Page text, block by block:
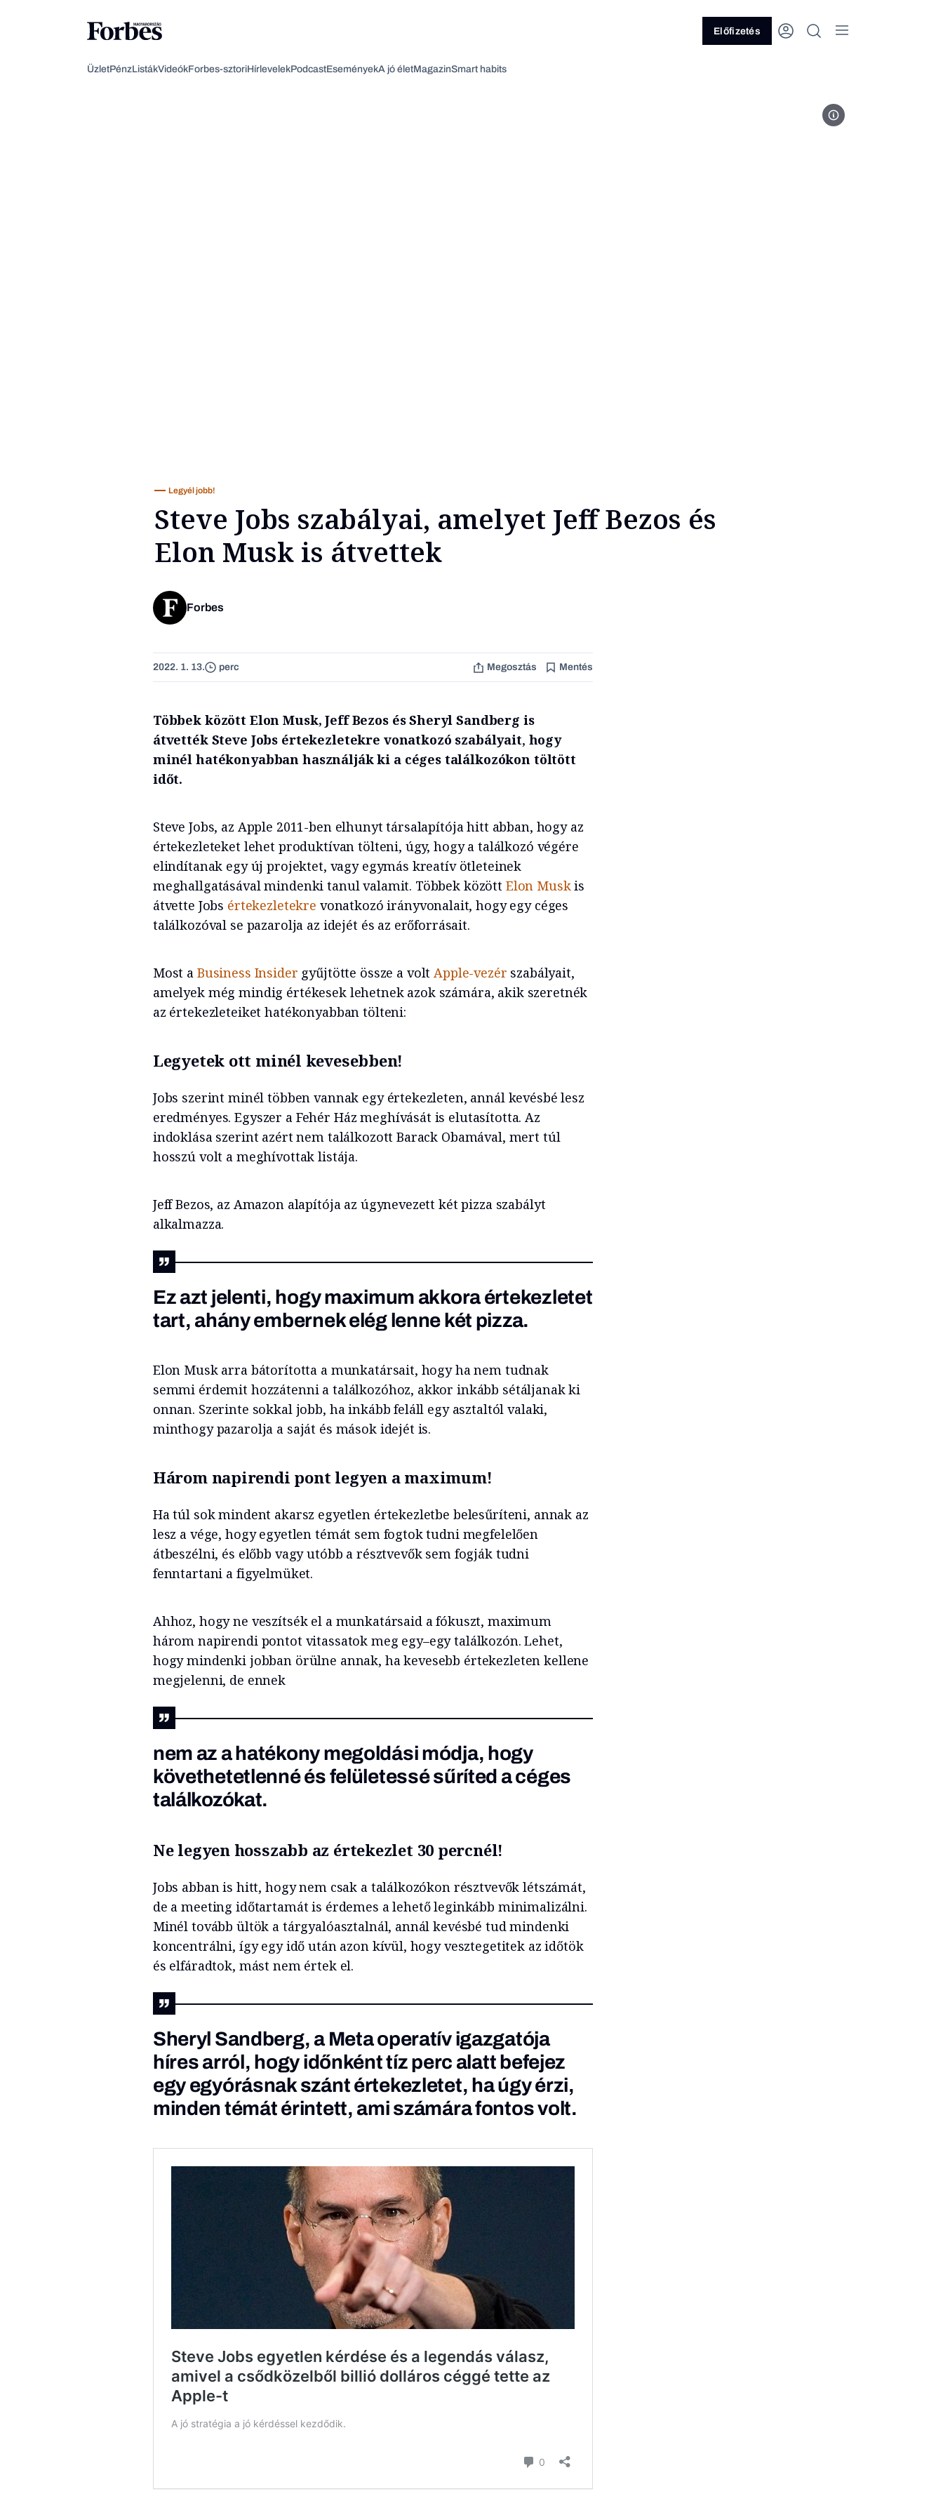
Előfizetés
ÜzletPénzListákVideókForbes-sztoriHírlevelekPodcastEseményekA jó életMagazinSmart habits
Kép: Joi Ito // Wikipedia
Legyél jobb!
Steve Jobs szabályai, amelyet Jeff Bezos és
Elon Musk is átvettek
Forbes
2022. 1. 13. perc Megosztás Mentés
Többek között Elon Musk, Jeff Bezos és Sheryl Sandberg is
átvették Steve Jobs értekezletekre vonatkozó szabályait, hogy
minél hatékonyabban használják ki a céges találkozókon töltött
időt.
Steve Jobs, az Apple 2011-ben elhunyt társalapítója hitt abban, hogy az
értekezleteket lehet produktívan tölteni, úgy, hogy a találkozó végére
elindítanak egy új projektet, vagy egymás kreatív ötleteinek
meghallgatásával mindenki tanul valamit. Többek között Elon Musk is
átvette Jobs értekezletekre vonatkozó irányvonalait, hogy egy céges
találkozóval se pazarolja az idejét és az erőforrásait.
Most a Business Insider gyűjtötte össze a volt Apple-vezér szabályait,
amelyek még mindig értékesek lehetnek azok számára, akik szeretnék
az értekezleteiket hatékonyabban tölteni:
Legyetek ott minél kevesebben!
Jobs szerint minél többen vannak egy értekezleten, annál kevésbé lesz
eredményes. Egyszer a Fehér Ház meghívását is elutasította. Az
indoklása szerint azért nem találkozott Barack Obamával, mert túl
hosszú volt a meghívottak listája.
Jeff Bezos, az Amazon alapítója az úgynevezett két pizza szabályt
alkalmazza.
Ez azt jelenti, hogy maximum akkora értekezletet
tart, ahány embernek elég lenne két pizza.
Elon Musk arra bátorította a munkatársait, hogy ha nem tudnak
semmi érdemit hozzátenni a találkozóhoz, akkor inkább sétáljanak ki
onnan. Szerinte sokkal jobb, ha inkább feláll egy asztaltól valaki,
minthogy pazarolja a saját és mások idejét is.
Három napirendi pont legyen a maximum!
Ha túl sok mindent akarsz egyetlen értekezletbe belesűríteni, annak az
lesz a vége, hogy egyetlen témát sem fogtok tudni megfelelően
átbeszélni, és előbb vagy utóbb a résztvevők sem fogják tudni
fenntartani a figyelmüket.
Ahhoz, hogy ne veszítsék el a munkatársaid a fókuszt, maximum
három napirendi pontot vitassatok meg egy–egy találkozón. Lehet,
hogy mindenki jobban örülne annak, ha kevesebb értekezleten kellene
megjelenni, de ennek
nem az a hatékony megoldási módja, hogy
követhetetlenné és felületessé sűríted a céges
találkozókat.
Ne legyen hosszabb az értekezlet 30 percnél!
Jobs abban is hitt, hogy nem csak a találkozókon résztvevők létszámát,
de a meeting időtartamát is érdemes a lehető leginkább minimalizálni.
Minél tovább ültök a tárgyalóasztalnál, annál kevésbé tud mindenki
koncentrálni, így egy idő után azon kívül, hogy vesztegetitek az időtök
és elfáradtok, mást nem értek el.
Sheryl Sandberg, aMetaoperatív igazgatója
híres arról, hogy időnként tíz perc alatt befejez
egy egyórásnak szánt értekezletet, ha úgy érzi,
minden témát érintett, ami számára fontos volt.